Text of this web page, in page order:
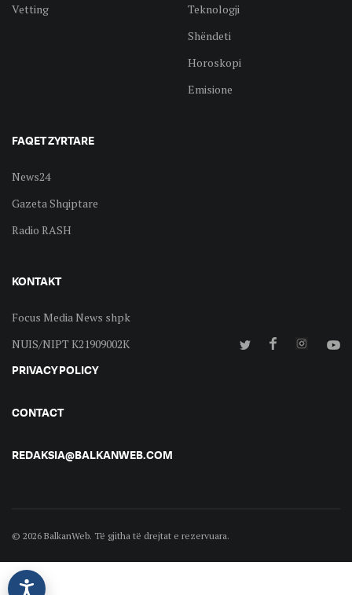
Vetting
Teknologji
Shëndeti
Horoskopi
Emisione
FAQET ZYRTARE
News24
Gazeta Shqiptare
Radio RASH
KONTAKT
Focus Media News shpk
NUIS/NIPT K21909002K
PRIVACY POLICY
CONTACT
REDAKSIA@BALKANWEB.COM
© 2026 BalkanWeb. Të gjitha të drejtat e rezervuara.